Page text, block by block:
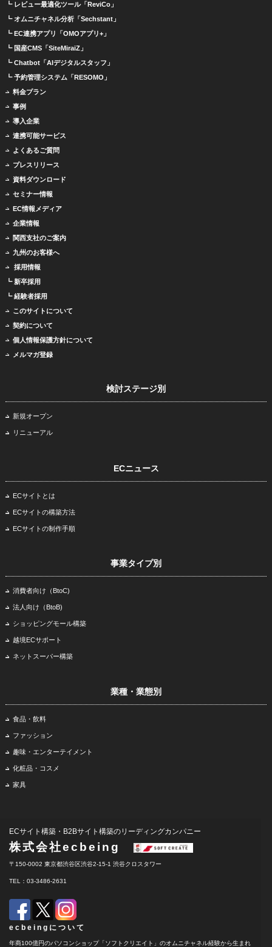
┗ レビュー最適化ツール「ReviCo」
┗ オムニチャネル分析「Sechstant」
┗ EC連携アプリ「OMOアプリ+」
┗ 国産CMS「SiteMiraiZ」
┗ Chatbot「AIデジタルスタッフ」
┗ 予約管理システム「RESOMO」
料金プラン
事例
導入企業
連携可能サービス
よくあるご質問
プレスリリース
資料ダウンロード
セミナー情報
EC情報メディア
企業情報
関西支社のご案内
九州のお客様へ
採用情報
┗ 新卒採用
┗ 経験者採用
このサイトについて
契約について
個人情報保護方針について
メルマガ登録
検討ステージ別
新規オープン
リニューアル
ECニュース
ECサイトとは
ECサイトの構築方法
ECサイトの制作手順
事業タイプ別
消費者向け（BtoC)
法人向け（BtoB)
ショッピングモール構築
越境ECサポート
ネットスーパー構築
業種・業態別
食品・飲料
ファッション
趣味・エンターテイメント
化粧品・コスメ
家具
ECサイト構築・B2Bサイト構築のリーディングカンパニー
株式会社ecbeing
〒150-0002 東京都渋谷区渋谷2-15-1 渋谷クロスタワー
TEL：03-3486-2631
ecbeingについて
年商100億円のパソコンショップ「ソフトクリエイト」のオムニチャネル経験から生まれ